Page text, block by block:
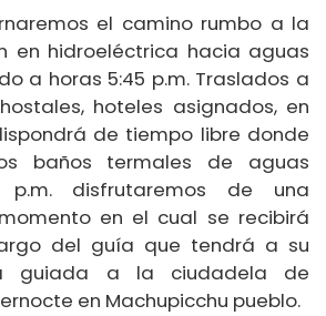
el camino rumbo a la
en hidroeléctrica hacia aguas
a horas 5:45 p.m. Traslados a
hoteles asignados, en
de tiempo libre donde
baños termales de aguas
p.m. disfrutaremos de una
en el cual se recibirá
del guía que tendrá a su
guiada a la ciudadela de
en Machupicchu pueblo.